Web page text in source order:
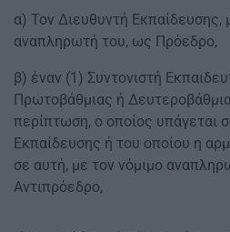
α) Τον Διευθυντή Εκπαίδευσης,
αναπληρωτή του, ως Πρόεδρο,
β) έναν (1) Συντονιστή
Πρωτοβάθμιας ή
περίπτωση, ο οποίος υπάγεται
Εκπαίδευσης ή του οποίου η
σε αυτή, με τον νόμιμο
Αντιπρόεδρο,